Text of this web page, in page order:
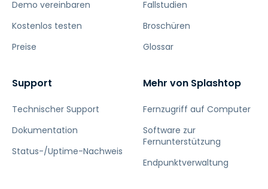
Demo vereinbaren
Kostenlos testen
Preise
Fallstudien
Broschüren
Glossar
Support
Technischer Support
Dokumentation
Status-/Uptime-Nachweis
Mehr von Splashtop
Fernzugriff auf Computer
Software zur
Fernunterstützung
Endpunktverwaltung